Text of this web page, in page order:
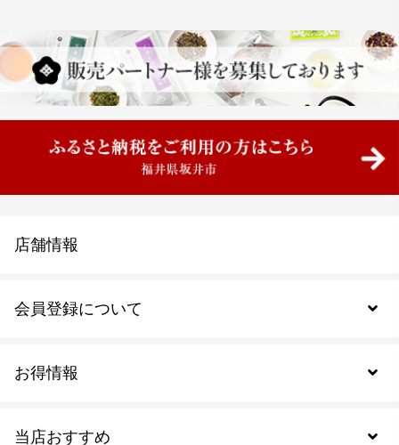
当店おすすめ
お得情報
会員登録について
会員規約について
店舗情報